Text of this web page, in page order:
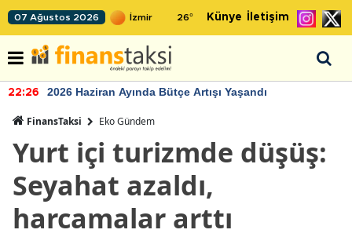
07 Ağustos 2026 26° Künye İletişim
22:26 2026 Haziran Ayında Bütçe Artışı Yaşandı
FinansTaksi Eko Gündem
Yurt içi turizmde düşüş:
Seyahat azaldı,
harcamalar arttı